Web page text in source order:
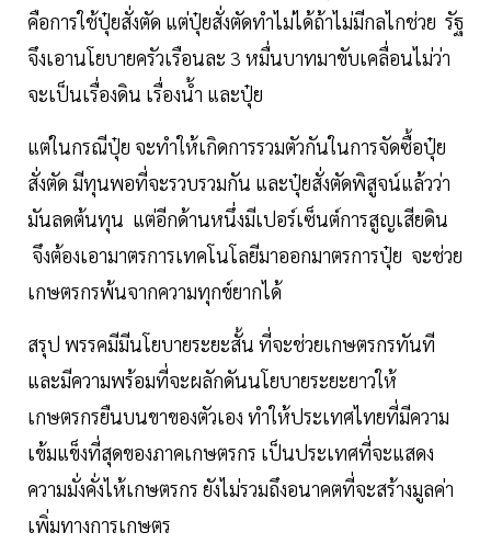
คือการใช้ปุ๋ยสั่งตัด แต่ปุ๋ยสั่งตัดทำไม่ได้ถ้าไม่มีกลไกช่วย รัฐ
จึงเอานโยบายครัวเรือนละ 3 หมื่นบาทมาขับเคลื่อนไม่ว่า
จะเป็นเรื่องดิน เรื่องน้ำ และปุ๋ย
แต่ในกรณีปุ๋ย จะทำให้เกิดการรวมตัวกันในการจัดซื้อปุ๋ย
สั่งตัด มีทุนพอที่จะรวบรวมกัน และปุ๋ยสั่งตัดพิสูจน์แล้วว่า
มันลดต้นทุน แต่อีกด้านหนึ่งมีเปอร์เซ็นต์การสูญเสียดิน
จึงต้องเอามาตรการเทคโนโลยีมาออกมาตรการปุ๋ย จะช่วย
เกษตรกรพ้นจากความทุกข์ยากได้
สรุป พรรคมีมีนโยบายระยะสั้น ที่จะช่วยเกษตรกรทันที
และมีความพร้อมที่จะผลักดันนโยบายระยะยาวให้
เกษตรกรยืนบนขาของตัวเอง ทำให้ประเทศไทยที่มีความ
เข้มแข็งที่สุดของภาคเกษตรกร เป็นประเทศที่จะแสดง
ความมั่งคั่งไห้เกษตรกร ยังไม่รวมถึงอนาคตที่จะสร้างมูลค่า
เพิ่มทางการเกษตร